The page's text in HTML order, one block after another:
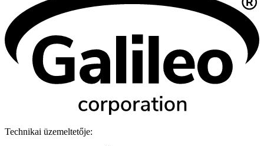
Technikai üzemeltetője: